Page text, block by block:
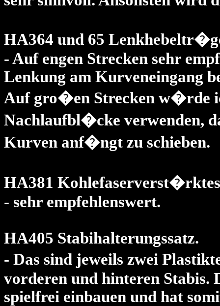
HA364 und 65
- Auf engen Strecken sehr
Lenkung am Kurveneingang
Auf gro�en Strecken w�rde
Nachlaufbl�cke verwenden,
Kurven anf�ngt zu schieben.
HA381 Kohlefaserverst�rktes
- sehr empfehlenswert.
HA405 Stabihalterungssatz.
- Das sind jeweils zwei
vorderen und hinteren Stabis.
spielfrei einbauen und hat